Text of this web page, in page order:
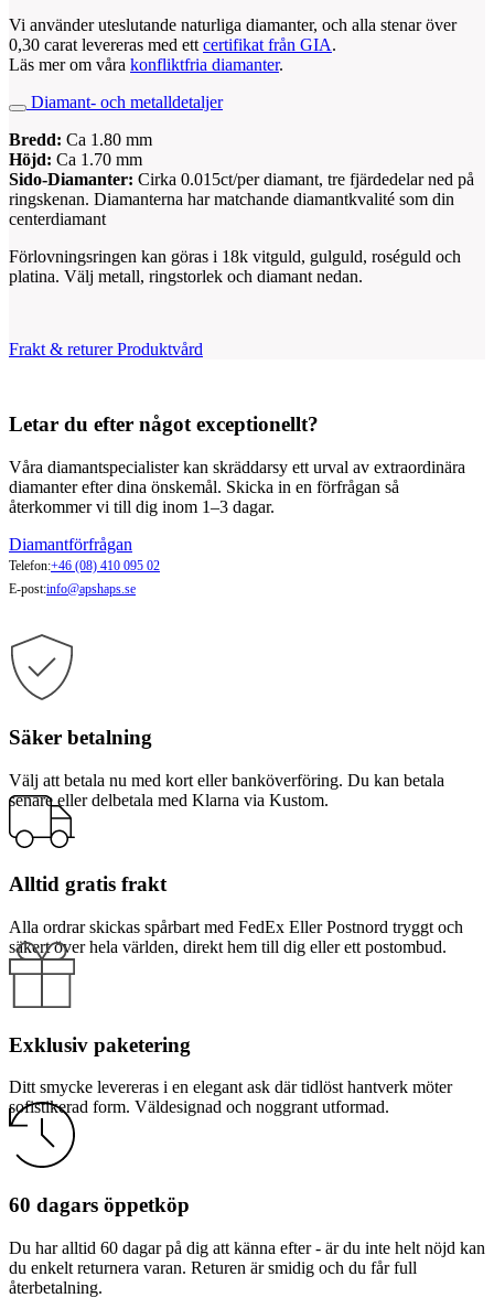
Vi använder uteslutande naturliga diamanter, och alla stenar över
0,30 carat levereras med ett certifikat från GIA.
Läs mer om våra konfliktfria diamanter.
Diamant- och metalldetaljer
Bredd: Ca 1.80 mm
Höjd: Ca 1.70 mm
Sido-Diamanter: Cirka 0.015ct/per diamant, tre fjärdedelar ned på
ringskenan. Diamanterna har matchande diamantkvalité som din
centerdiamant
Förlovningsringen kan göras i 18k vitguld, gulguld, roséguld och
platina. Välj metall, ringstorlek och diamant nedan.
Frakt & returer Produktvård
Letar du efter något exceptionellt?
Våra diamantspecialister kan skräddarsy ett urval av extraordinära
diamanter efter dina önskemål. Skicka in en förfrågan så
återkommer vi till dig inom 1–3 dagar.
Diamantförfrågan
Telefon:+46 (08) 410 095 02
E-post:info@apshaps.se
Säker betalning
Välj att betala nu med kort eller banköverföring. Du kan betala
senare eller delbetala med Klarna via Kustom.
Alltid gratis frakt
Alla ordrar skickas spårbart med FedEx Eller Postnord tryggt och
säkert över hela världen, direkt hem till dig eller ett postombud.
Exklusiv paketering
Ditt smycke levereras i en elegant ask där tidlöst hantverk möter
sofistikerad form. Väldesignad och noggrant utformad.
60 dagars öppetköp
Du har alltid 60 dagar på dig att känna efter - är du inte helt nöjd kan
du enkelt returnera varan. Returen är smidig och du får full
återbetalning.